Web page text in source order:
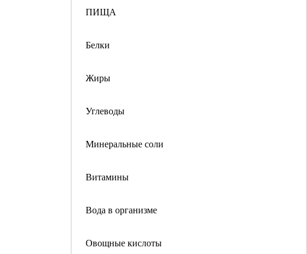
ПИЩА
Белки
Жиры
Углеводы
Минеральные соли
Витамины
Вода в организме
Овощные кислоты